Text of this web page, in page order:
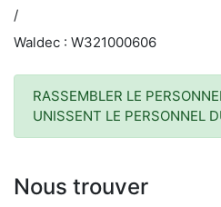
/
Waldec : W321000606
RASSEMBLER LE
UNISSENT LE PERSONNEL
Nous trouver